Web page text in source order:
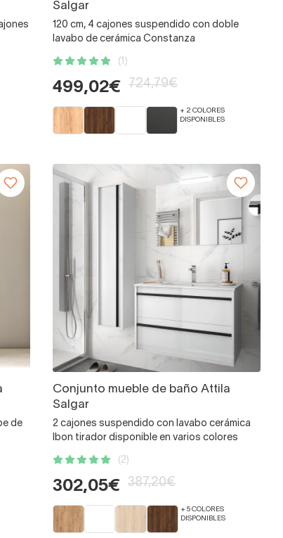
Salgar
120 cm, 4 cajones suspendido con doble
lavabo de cerámica Constanza
(1)
499,02€ 724,79€
+ 2 COLORES
DISPONIBLES
de
Conjunto mueble de baño Attila
Salgar
2 cajones suspendido con lavabo cerámica
Ibon tirador disponible en varios colores
(2)
302,05€ 387,20€
+ 5 COLORES
DISPONIBLES